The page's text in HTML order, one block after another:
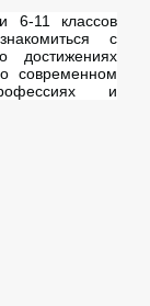
6-11 классов
с
достижениях
современном
и